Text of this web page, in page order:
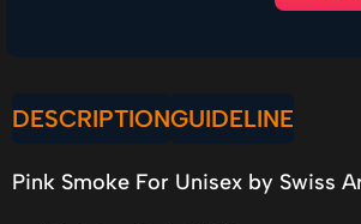
DESCRIPTIONGUIDELINE
Pink Smoke For Unisex by Swiss